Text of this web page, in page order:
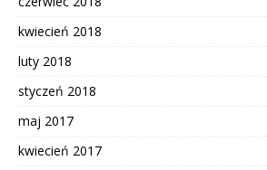
kwiecień 2018
luty 2018
styczeń 2018
maj 2017
kwiecień 2017